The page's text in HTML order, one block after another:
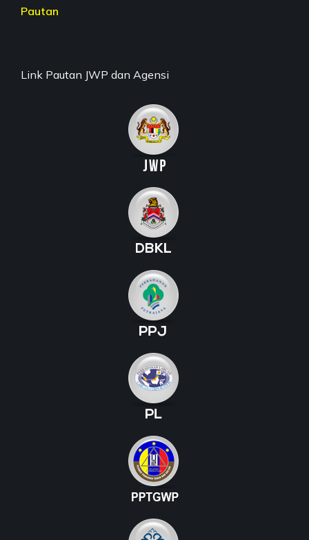
Pautan
Link Pautan JWP dan Agensi